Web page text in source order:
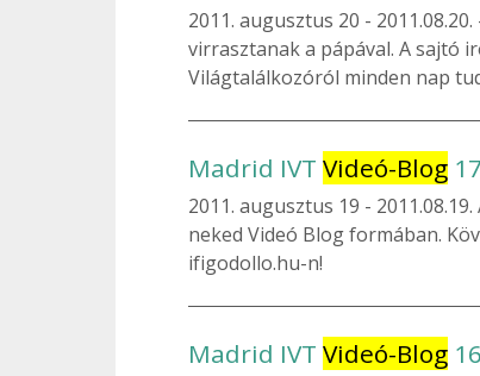
2011. augusztus 20
virrasztanak a pápával. A sajtó
Világtalálkozóról minden nap
Madrid IVT Videó-Blog
2011. augusztus 19
neked Videó Blog formában.
ifigodollo.hu-n!
Madrid IVT Videó-Blog